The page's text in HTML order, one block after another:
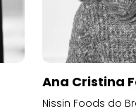
Ana Cristina
Nissin Foods do